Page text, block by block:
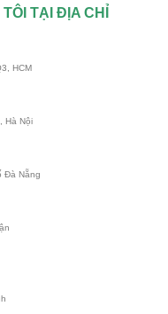
TẠI ĐỊA CHỈ
HCM
Hà Nội
Đà Nẵng